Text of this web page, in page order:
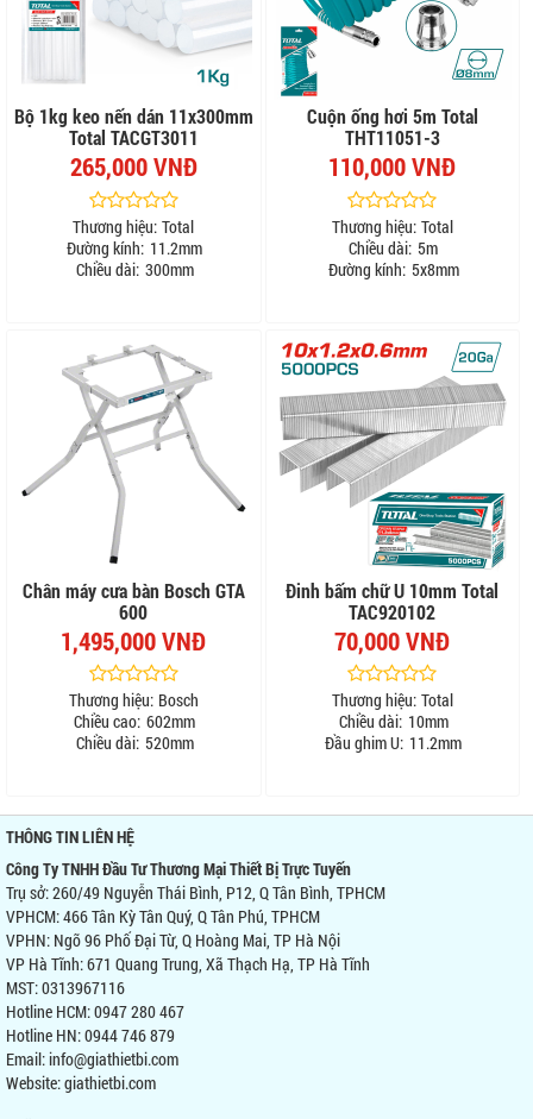
Bộ 1kg keo nến dán 11x300mm
Total TACGT3011
265,000 VNĐ
Thương hiệu: Total
Đường kính: 11.2mm
Chiều dài: 300mm
Cuộn ống hơi 5m Total
THT11051-3
110,000 VNĐ
Thương hiệu: Total
Chiều dài: 5m
Đường kính: 5x8mm
Chân máy cưa bàn Bosch GTA
600
1,495,000 VNĐ
Thương hiệu: Bosch
Chiều cao: 602mm
Chiều dài: 520mm
Đinh bấm chữ U 10mm Total
TAC920102
70,000 VNĐ
Thương hiệu: Total
Chiều dài: 10mm
Đầu ghim U: 11.2mm
THÔNG TIN LIÊN HỆ
Công Ty TNHH Đầu Tư Thương Mại Thiết Bị Trực Tuyến
Trụ sở: 260/49 Nguyễn Thái Bình, P12, Q Tân Bình, TPHCM
VPHCM: 466 Tân Kỳ Tân Quý, Q Tân Phú, TPHCM
VPHN: Ngõ 96 Phố Đại Từ, Q Hoàng Mai, TP Hà Nội
VP Hà Tĩnh: 671 Quang Trung, Xã Thạch Hạ, TP Hà Tĩnh
MST: 0313967116
Hotline HCM: 0947 280 467
Hotline HN: 0944 746 879
Email: info@giathietbi.com
Website:giathietbi.com